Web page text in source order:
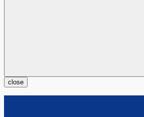
close